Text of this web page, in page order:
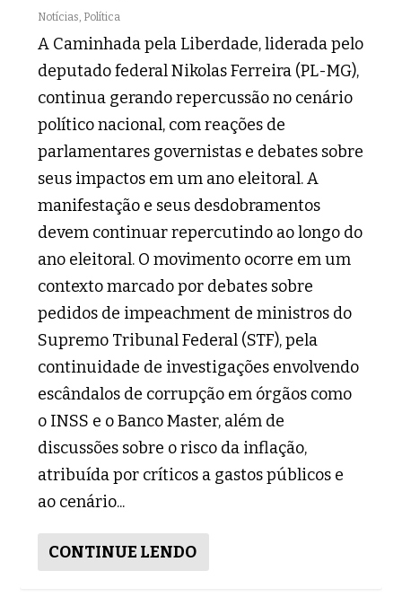
Notícias Política
A Caminhada pela Liberdade, liderada pelo
deputado federal Nikolas Ferreira (PL-MG),
continua gerando repercussão no cenário
político nacional, com reações de
parlamentares governistas e debates sobre
seus impactos em um ano eleitoral. A
manifestação e seus desdobramentos
devem continuar repercutindo ao longo do
ano eleitoral. O movimento ocorre em um
contexto marcado por debates sobre
pedidos de impeachment de ministros do
Supremo Tribunal Federal (STF), pela
continuidade de investigações envolvendo
escândalos de corrupção em órgãos como
o INSS e o Banco Master, além de
discussões sobre o risco da inflação,
atribuída por críticos a gastos públicos e
ao cenário...
CONTINUE LENDO